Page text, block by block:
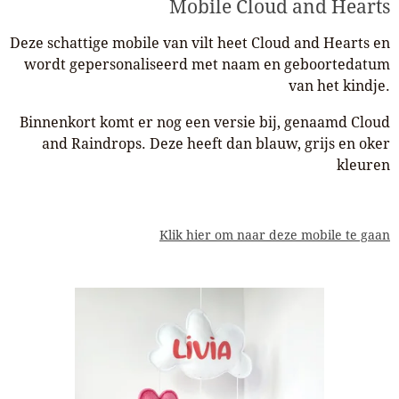
Mobile Cloud and Hearts
Deze schattige mobile van vilt heet Cloud and Hearts en
wordt gepersonaliseerd met naam en geboortedatum
van het kindje.
Binnenkort komt er nog een versie bij, genaamd Cloud
and Raindrops. Deze heeft dan blauw, grijs en oker
kleuren
Klik hier om naar deze mobile te gaan